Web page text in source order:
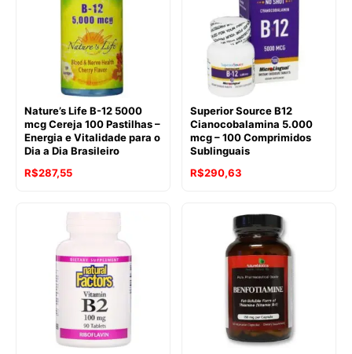
Nature’s Life B-12 5000
mcg Cereja 100 Pastilhas –
Energia e Vitalidade para o
Dia a Dia Brasileiro
R$287,55
Superior Source B12
Cianocobalamina 5.000
mcg – 100 Comprimidos
Sublinguais
R$290,63